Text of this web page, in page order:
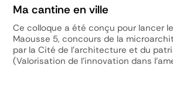
Ma cantine en ville
Ce colloque a été conçu pour lancer
Maousse 5, concours de la
par la Cité de l'architecture et du
(Valorisation de l'innovation dans